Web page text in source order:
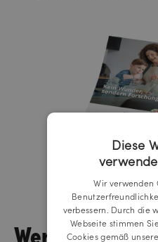
Werbemittel
Diese
Wir verwenden
verbessern. Durch die
Webseite stimmen
Cookies gemäß